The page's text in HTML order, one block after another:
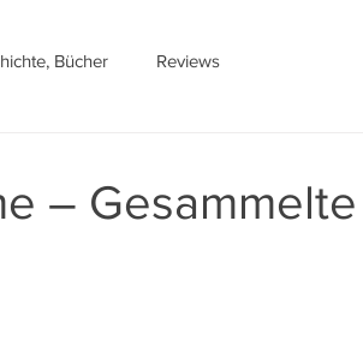
Bücher Reviews
– Gesammelte